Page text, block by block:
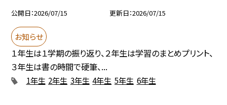
公開日 2026/07/15 更新日 2026/07/15
お知らせ
１年生は１学期の振り返り、２年生は学習のまとめプリント、
３年生は書の時間で硬筆、...
1年生 2年生 3年生 4年生 5年生 6年生